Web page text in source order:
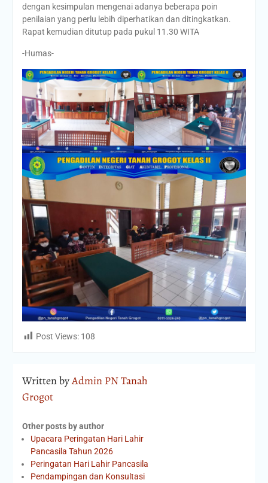
dengan kesimpulan mengenai adanya beberapa poin
penilaian yang perlu lebih diperhatikan dan ditingkatkan.
Rapat kemudian ditutup pada pukul 11.30 WITA
-Humas-
Post Views: 108
Written byAdmin PN Tanah
Grogot
Other posts by author
Upacara Peringatan Hari Lahir
Pancasila Tahun 2026
Peringatan Hari Lahir Pancasila
Pendampingan dan Konsultasi